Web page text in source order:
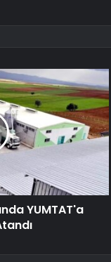
YUMTAT'a